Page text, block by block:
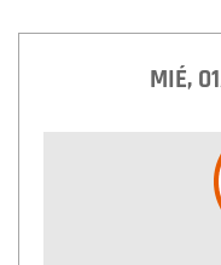
MIÉ,